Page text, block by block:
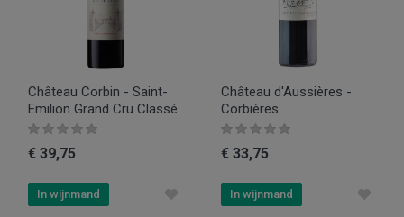
Château Corbin - Saint-
Emilion Grand Cru Classé
€ 39,75
In wijnmand
Château d'Aussières -
Corbières
€ 33,75
In wijnmand